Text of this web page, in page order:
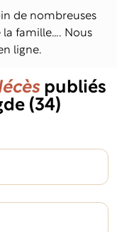
de nombreuses
la famille…. Nous
ligne.
publiés
(34)